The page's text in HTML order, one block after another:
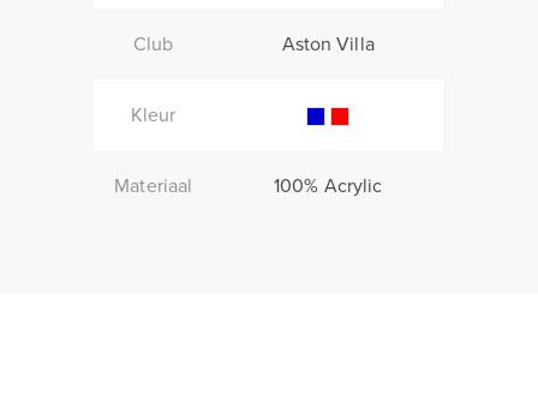
Club Aston Villa
Kleur
Materiaal 100% Acrylic